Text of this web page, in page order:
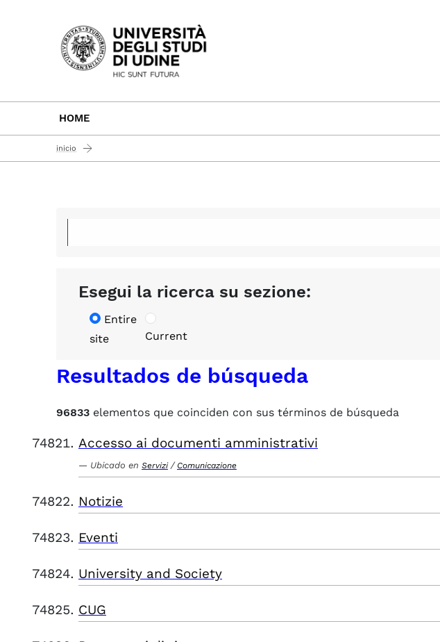
Passa al contenuto principale
HOME
inicio
Esegui la ricerca su sezione:
Entire
site
Current
Resultados de búsqueda
96833 elementos que coinciden con sus términos de búsqueda
Accesso ai documenti amministrativi
Ubicado en Servizi / Comunicazione
Notizie
Eventi
University and Society
CUG